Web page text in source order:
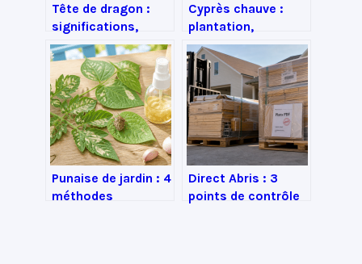
Tête de dragon :
significations,
usages et idées
inspirantes
Cyprès chauve :
plantation,
entretien et usages
de ce conifère
d’exception
Punaise de jardin : 4
méthodes
Direct Abris : 3
points de contrôle